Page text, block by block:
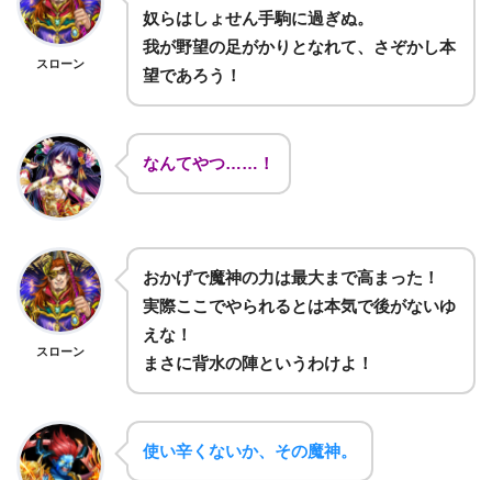
スローン
奴らはしょせん手駒に過ぎぬ。
我が野望の足がかりとなれて、さぞかし本
望であろう！
なんてやつ……！
スローン
おかげで魔神の力は最大まで高まった！
実際ここでやられるとは本気で後がないゆ
えな！
まさに背水の陣というわけよ！
使い辛くないか、その魔神。